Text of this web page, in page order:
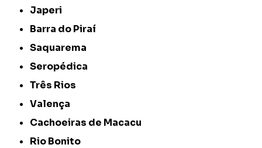
Japeri
Barra do Piraí
Saquarema
Seropédica
Três Rios
Valença
Cachoeiras de Macacu
Rio Bonito